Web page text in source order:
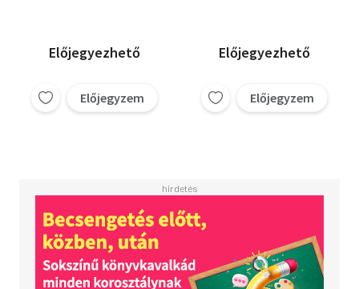
Előjegyezhető
Előjegyzem
Előjegyezhető
Előjegyzem